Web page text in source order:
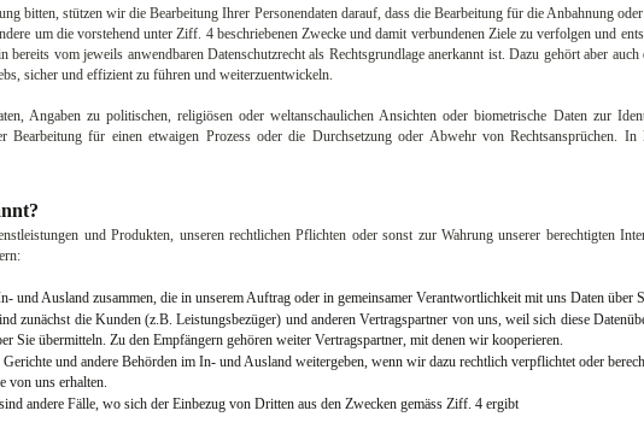
bitten, stützen wir die Bearbeitung Ihrer Personendaten darauf, dass die Bearbeitung für die Anbahnung
um die vorstehend unter Ziff. 4 beschriebenen Zwecke und damit verbundenen Ziele zu verfolgen und
vom jeweils anwendbaren Datenschutzrecht als Rechtsgrundlage anerkannt ist. Dazu gehört aber
sicher und effizient zu führen und weiterzuentwickeln.
Angaben zu politischen, religiösen oder weltanschaulichen Ansichten oder biometrische Daten zur
Bearbeitung für einen etwaigen Prozess oder die Durchsetzung oder Abwehr von Rechtsansprüchen.
und Produkten, unseren rechtlichen Pflichten oder sonst zur Wahrung unserer berechtigten
und Ausland zusammen, die in unserem Auftrag oder in gemeinsamer Verantwortlichkeit mit uns Daten über
zunächst die Kunden (z.B. Leistungsbezüger) und anderen Vertragspartner von uns, weil sich diese
Sie übermitteln. Zu den Empfängern gehören weiter Vertragspartner, mit denen wir kooperieren.
und andere Behörden im In- und Ausland weitergeben, wenn wir dazu rechtlich verpflichtet oder
von uns erhalten.
andere Fälle, wo sich der Einbezug von Dritten aus den Zwecken gemäss Ziff. 4 ergibt